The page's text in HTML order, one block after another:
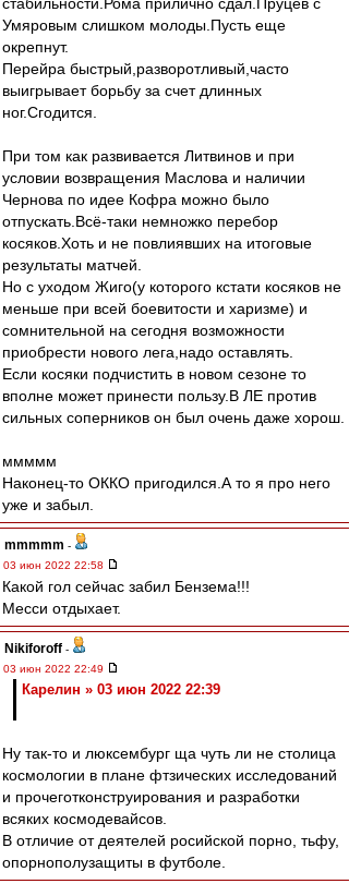
Умяровым слишком молоды.Пусть еще
окрепнут.
Перейра быстрый,разворотливый,часто
выигрывает борьбу за счет длинных
ног.Сгодится.
При том как развивается Литвинов и при
условии возвращения Маслова и наличии
Чернова по идее Кофра можно было
отпускать.Всё-таки немножко перебор
косяков.Хоть и не повлиявших на итоговые
результаты матчей.
Но с уходом Жиго(у которого кстати косяков не
меньше при всей боевитости и харизме) и
сомнительной на сегодня возможности
приобрести нового лега,надо оставлять.
Если косяки подчистить в новом сезоне то
вполне может принести пользу.В ЛЕ против
сильных соперников он был очень даже хорош.
ммммм
Наконец-то ОККО пригодился.А то я про него
уже и забыл.
mmmmm -
03 июн 2022 22:58
Какой гол сейчас забил Бензема!!!
Месси отдыхает.
Nikiforoff -
03 июн 2022 22:49
Карелин » 03 июн 2022 22:39
Ну так-то и люксембург ща чуть ли не столица
космологии в плане фтзических исследований
и прочеготконструирования и разработки
всяких космодевайсов.
В отличие от деятелей росийской порно, тьфу,
опорнополузащиты в футболе.